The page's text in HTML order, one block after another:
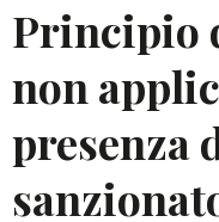
Principio
non
presenza